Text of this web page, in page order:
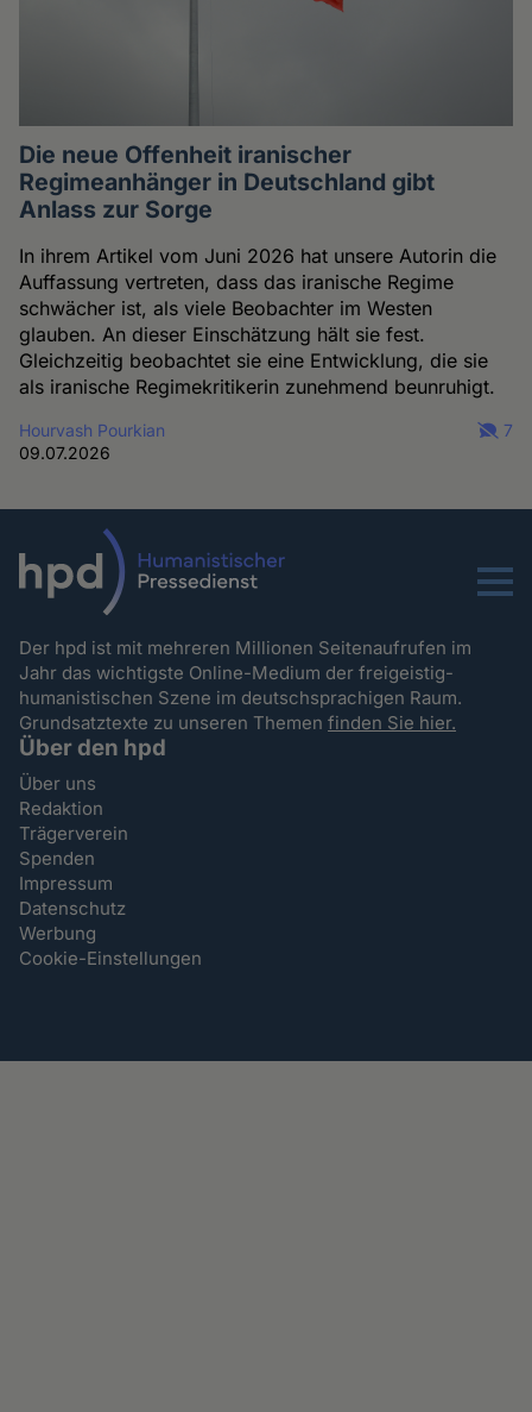
Die neue Offenheit iranischer
Regimeanhänger in Deutschland gibt
Anlass zur Sorge
In ihrem Artikel vom Juni 2026 hat unsere Autorin die
Auffassung vertreten, dass das iranische Regime
schwächer ist, als viele Beobachter im Westen
glauben. An dieser Einschätzung hält sie fest.
Gleichzeitig beobachtet sie eine Entwicklung, die sie
als iranische Regimekritikerin zunehmend beunruhigt.
Hourvash Pourkian
09.07.2026
7
Menu
Der hpd ist mit mehreren Millionen Seitenaufrufen im
Jahr das wichtigste Online-Medium der freigeistig-
humanistischen Szene im deutschsprachigen Raum.
Grundsatztexte zu unseren Themenfinden Sie hier.
Über den hpd
Über uns
Redaktion
Trägerverein
Spenden
Impressum
Datenschutz
Werbung
Cookie-Einstellungen